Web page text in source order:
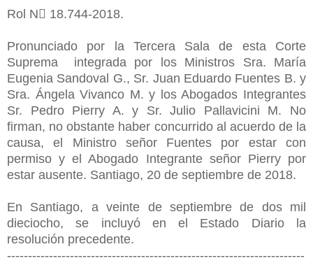
Rol N 18.744-2018.
Pronunciado por la Tercera Sala de esta Corte
Suprema integrada por los Ministros Sra. María
Eugenia Sandoval G., Sr. Juan Eduardo Fuentes B. y
Sra. Ángela Vivanco M. y los Abogados Integrantes
Sr. Pedro Pierry A. y Sr. Julio Pallavicini M. No
firman, no obstante haber concurrido al acuerdo de la
causa, el Ministro señor Fuentes por estar con
permiso y el Abogado Integrante señor Pierry por
estar ausente. Santiago, 20 de septiembre de 2018.
En Santiago, a veinte de septiembre de dos mil
dieciocho, se incluyó en el Estado Diario la
resolución precedente.
-----------------------------------------------------------------------